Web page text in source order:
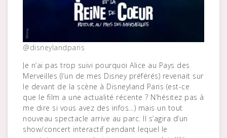
@disneylandparis
Je n’ai pas trop suivi pourquoi Alice au Pays des
Merveilles (l’un de mes Disney préférés) revenait sur
le devant de la scène à Disneyland Paris (est-ce
que le film a une actualité récente ? N’hésitez pas à
me dire si vous avez des infos…) mais un tout
nouveau spectacle arrive au parc. Il s’agira d’un
show/concert interactif pendant lequel le